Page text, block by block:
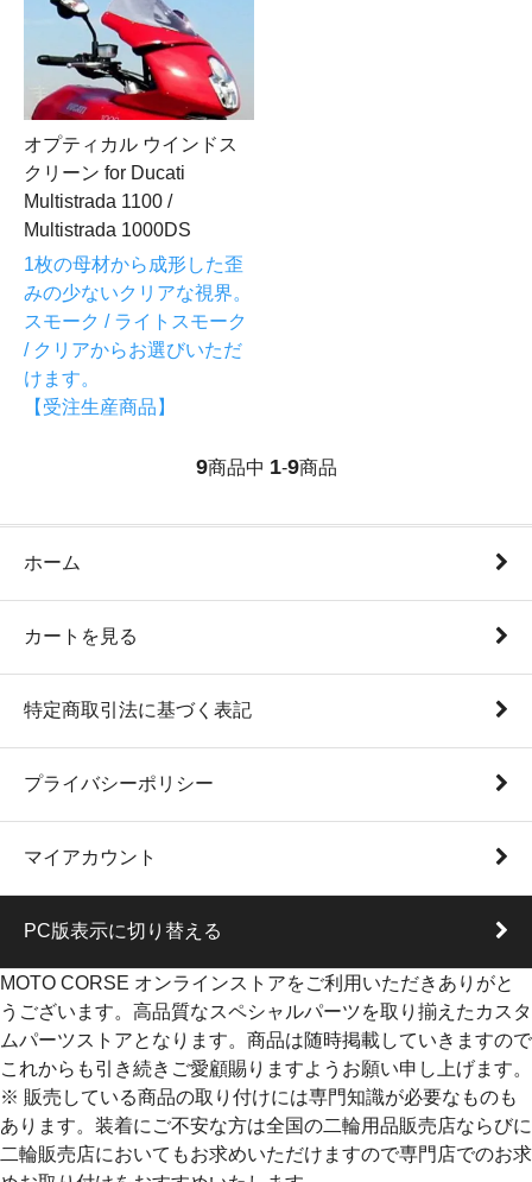
オプティカル ウインドス
クリーン for Ducati
Multistrada 1100 /
Multistrada 1000DS
1枚の母材から成形した歪
みの少ないクリアな視界。
スモーク / ライトスモーク
/ クリアからお選びいただ
けます。
【受注生産商品】
9商品中 1-9商品
ホーム
カートを見る
特定商取引法に基づく表記
プライバシーポリシー
マイアカウント
PC版表示に切り替える
MOTO CORSE オンラインストアをご利用いただきありがと
うございます。高品質なスペシャルパーツを取り揃えたカスタ
ムパーツストアとなります。商品は随時掲載していきますので
これからも引き続きご愛顧賜りますようお願い申し上げます。
※ 販売している商品の取り付けには専門知識が必要なものも
あります。装着にご不安な方は全国の二輪用品販売店ならびに
二輪販売店においてもお求めいただけますので専門店でのお求